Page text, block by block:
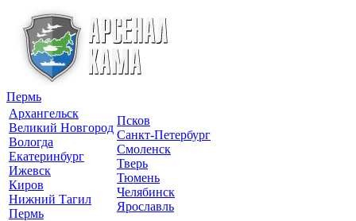
Пермь
Архангельск
Великий Новгород
Вологда
Екатеринбург
Ижевск
Киров
Нижний Тагил
Пермь
Псков
Санкт-Петербург
Смоленск
Тверь
Тюмень
Челябинск
Ярославль